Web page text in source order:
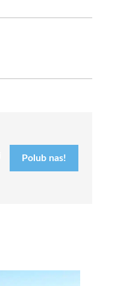
Polub nas!